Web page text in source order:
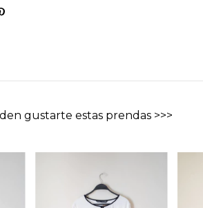
gustarte estas prendas >>>